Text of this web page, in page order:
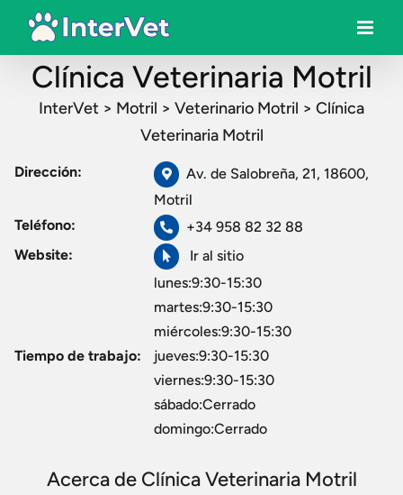
Clínica Veterinaria Motril
InterVet > Motril > Veterinario Motril > Clínica
Veterinaria Motril
Dirección:
Av. de Salobreña, 21, 18600,
Motril
Teléfono:
+34 958 82 32 88
Website:
Ir al sitio
Tiempo de trabajo:
lunes:9:30-15:30
martes:9:30-15:30
miércoles:9:30-15:30
jueves:9:30-15:30
viernes:9:30-15:30
sábado:Cerrado
domingo:Cerrado
Acerca de Clínica Veterinaria Motril